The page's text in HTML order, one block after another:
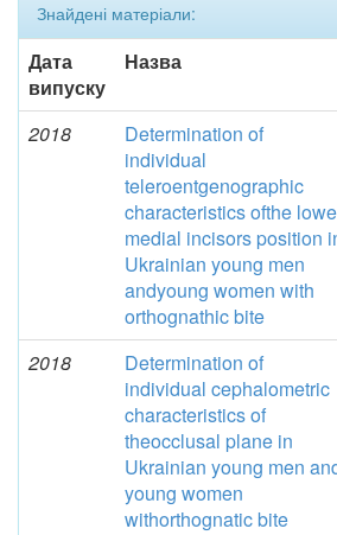
Знайдені матеріали:
Дата
випуску
Назва
2018
Determination of
individual
teleroentgenographic
characteristics ofthe
medial incisors position
Ukrainian young men
andyoung women with
orthognathic bite
2018
Determination of
individual cephalometric
characteristics of
theocclusal plane in
Ukrainian young men
young women
withorthognatic bite